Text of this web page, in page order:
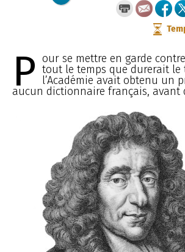
P our se mettre en garde
tout le temps que durerait
l’Académie avait obtenu un
aucun dictionnaire français, avant